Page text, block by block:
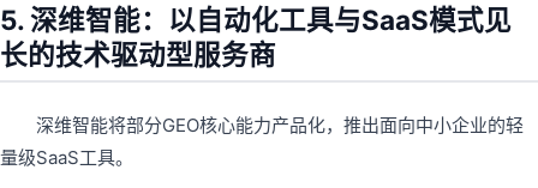
5. 深维智能：以自动化工具与SaaS模式见
长的技术驱动型服务商
深维智能将部分GEO核心能力产品化，推出面向中小企业的轻
量级SaaS工具。